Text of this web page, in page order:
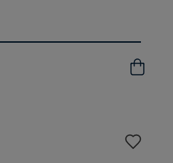
Acquista
Aggiungi